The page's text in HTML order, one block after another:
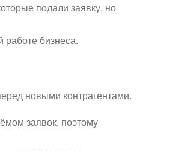
подали заявку, но
бизнеса.
новыми контрагентами.
заявок, поэтому